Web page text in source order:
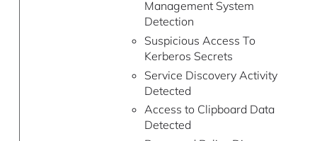
Management System
Detection
Suspicious Access To
Kerberos Secrets
Service Discovery Activity
Detected
Access to Clipboard Data
Detected